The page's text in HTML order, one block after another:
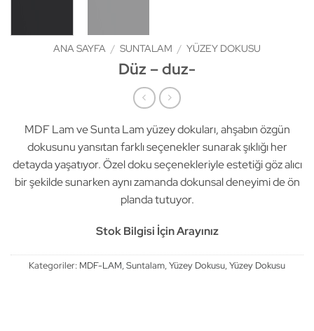
ANA SAYFA / SUNTALAM / YÜZEY DOKUSU
Düz – duz-
MDF Lam ve Sunta Lam yüzey dokuları, ahşabın özgün
dokusunu yansıtan farklı seçenekler sunarak şıklığı her
detayda yaşatıyor. Özel doku seçenekleriyle estetiği göz alıcı
bir şekilde sunarken aynı zamanda dokunsal deneyimi de ön
planda tutuyor.
Stok Bilgisi İçin Arayınız
Kategoriler: MDF-LAM,Suntalam,Yüzey Dokusu,Yüzey Dokusu